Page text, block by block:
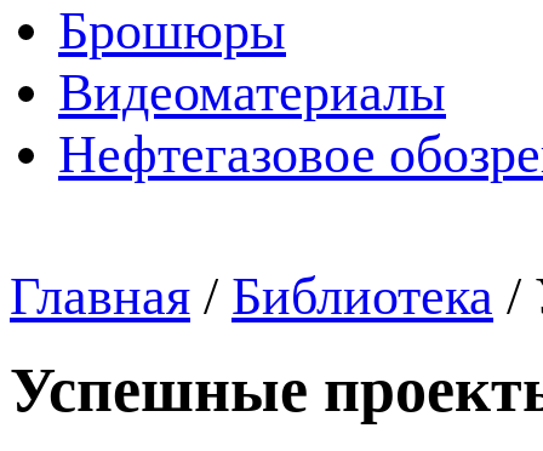
Брошюры
Видеоматериалы
Нефтегазовое
Главная / Библиотека /
Успешные